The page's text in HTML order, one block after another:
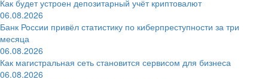
Как будет устроен депозитарный учёт криптовалют
06.08.2026
Банк России привёл статистику по киберпреступности за три
месяца
06.08.2026
Как магистральная сеть становится сервисом для бизнеса
06.08.2026